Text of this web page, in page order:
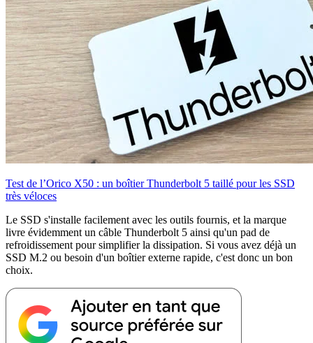
Test de l’Orico X50 : un boîtier Thunderbolt 5 taillé pour les SSD
très véloces
Le SSD s'installe facilement avec les outils fournis, et la marque
livre évidemment un câble Thunderbolt 5 ainsi qu'un pad de
refroidissement pour simplifier la dissipation. Si vous avez déjà un
SSD M.2 ou besoin d'un boîtier externe rapide, c'est donc un bon
choix.